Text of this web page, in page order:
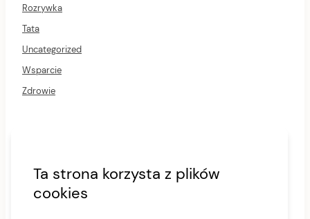
Rozrywka
Tata
Uncategorized
Wsparcie
Zdrowie
Polityka Prywatności
Regulamin
Ta strona korzysta z plików
cookies